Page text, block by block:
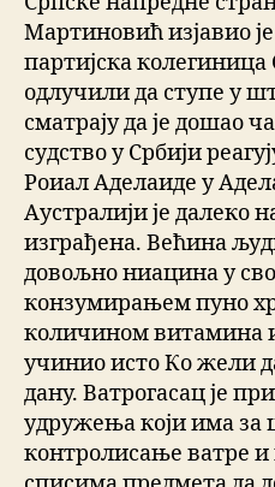
Мартиновић изјавио
партијска
одлучили да ступе у
сматрају да је дошао
судство у Србији
Роиал Аделаиде у
Аустралији је далеко
изграђена. Већина
довољно ниацина у
конзумирањем пуно
количином витамина
учинио исто Ко жели
дану. Ватрогасац је
удружења који има
контролисање ватре и